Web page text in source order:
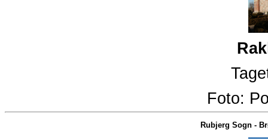
Foto:
Rubjerg Sogn-